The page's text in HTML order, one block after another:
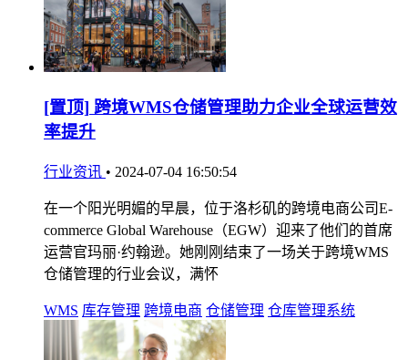
[置顶] 跨境WMS仓储管理助力企业全球运营效
率提升
行业资讯 • 2024-07-04 16:50:54
在一个阳光明媚的早晨，位于洛杉矶的跨境电商公司E-
commerce Global Warehouse（EGW）迎来了他们的首席
运营官玛丽·约翰逊。她刚刚结束了一场关于跨境WMS
仓储管理的行业会议，满怀
WMS 库存管理 跨境电商 仓储管理 仓库管理系统